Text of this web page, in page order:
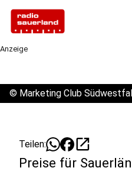
Anzeige
© Marketing Club
Teilen: open_in_new
Preise für